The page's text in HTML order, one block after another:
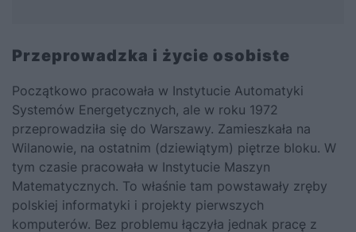
Przeprowadzka i życie osobiste
Początkowo pracowała w Instytucie Automatyki
Systemów Energetycznych, ale w roku 1972
przeprowadziła się do Warszawy. Zamieszkała na
Wilanowie, na ostatnim (dziewiątym) piętrze bloku. W
tym czasie pracowała w Instytucie Maszyn
Matematycznych. To właśnie tam powstawały zręby
polskiej informatyki i projekty pierwszych
komputerów. Bez problemu łączyła jednak pracę z